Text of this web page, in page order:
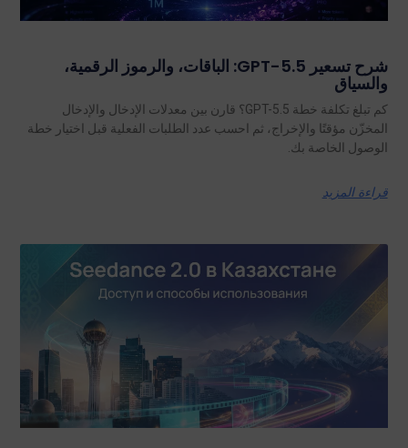
شرح تسعير GPT-5.5: الباقات، والرموز الرقمية،
والسياق
كم تبلغ تكلفة خطة GPT-5.5؟ قارن بين معدلات الإدخال والإدخال
المخزّن مؤقتًا والإخراج، ثم احسب عدد الطلبات الفعلية قبل اختيار خطة
الوصول الخاصة بك.
قراءة المزيد